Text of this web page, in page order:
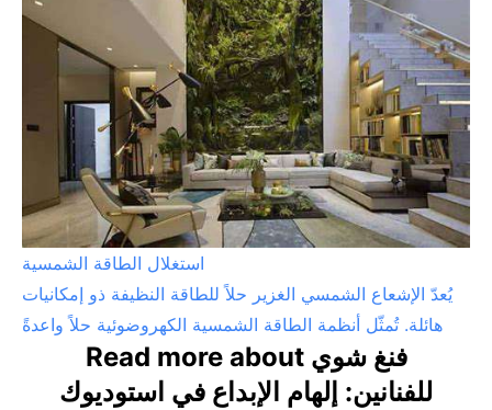
استغلال الطاقة الشمسية
يُعدّ الإشعاع الشمسي الغزير حلاً للطاقة النظيفة ذو إمكانيات
هائلة. تُمثّل أنظمة الطاقة الشمسية الكهروضوئية حلاً واعدةً
Read more about فنغ شوي
للفنانين: إلهام الإبداع في استوديوك